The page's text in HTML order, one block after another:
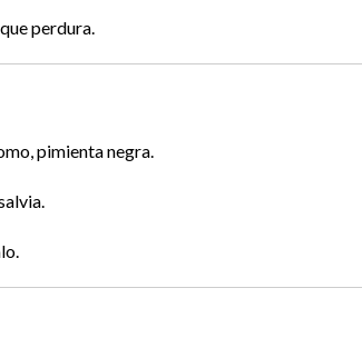
perdura.
pimienta negra.